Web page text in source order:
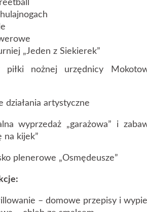
„Jeden z Siekierek”
nożnej urzędnicy
działania artystyczne
wyprzedaż „garażowa” i
na kijek”
plenerowe „Osmędeusze”
– domowe przepisy i